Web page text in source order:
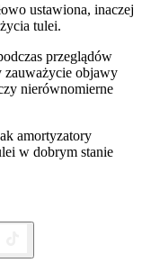
ustawiona, inaczej
tulei.
przeglądów
zauważycie objawy
nierównomierne
amortyzatory
w dobrym stanie